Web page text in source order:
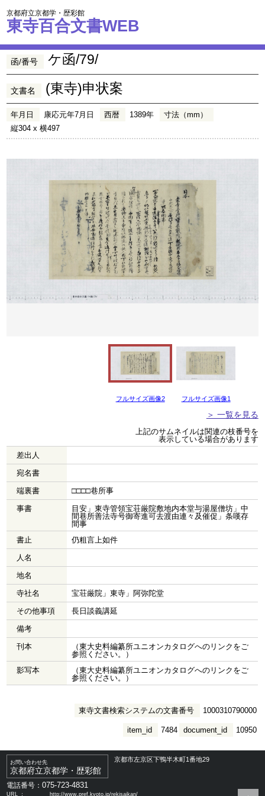
京都府立京都学・歴彩館
東寺百合文書WEB
函/番号 ケ函/79/
文書名 (東寺)申状案
年月日 康応元年7月日 西暦 1389年
寸法（mm）
縦304 x 横497
フルサイズ画像2 フルサイズ画像1
＞ 一覧を見る
上記のサムネイルは関連の枝番号を
表示している場合があります
差出人
宛名書
端裏書
□□□□巷所事
事書
目安」東寺管領宝荘厳院敷地内本堂与湯屋僧坊」中
間巷所善法寺号御寄進可去渡由連々及催促」条嘆存
間事
書止
仍粗言上如件
人名
地名
寺社名
宝荘厳院」東寺」阿弥陀堂
その他事項
長日談義講延
備考
刊本
（東大史料編纂所ユニオンカタログへのリンクをご
参照ください。）
影写本
（東大史料編纂所ユニオンカタログへのリンクをご
参照ください。）
東寺文書検索システムの文書番号 1000310790000
document_id 10950
item_id 7484
お問い合わせ先
京都府立京都学・歴彩館
京都市左京区下鴨半木町1番地29
電話番号：075-723-4831
URL ： http://www.pref.kyoto.jp/rekisaikan/